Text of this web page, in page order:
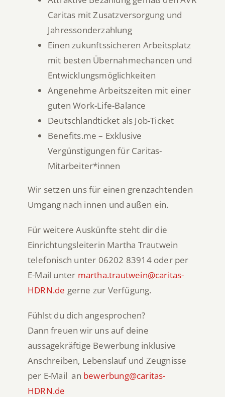
Caritas mit Zusatzversorgung und
Jahressonderzahlung
Einen zukunftssicheren Arbeitsplatz
mit besten Übernahmechancen und
Entwicklungsmöglichkeiten
Angenehme Arbeitszeiten mit einer
guten Work-Life-Balance
Deutschlandticket als Job-Ticket
Benefits.me – Exklusive
Vergünstigungen für Caritas-
Mitarbeiter*innen
Wir setzen uns für einen grenzachtenden
Umgang nach innen und außen ein.
Für weitere Auskünfte steht dir die
Einrichtungsleiterin Martha Trautwein
telefonisch unter 06202 83914 oder per
E-Mail unter martha.trautwein@caritas-
HDRN.de gerne zur Verfügung.
Fühlst du dich angesprochen?
Dann freuen wir uns auf deine
aussagekräftige Bewerbung inklusive
Anschreiben, Lebenslauf und Zeugnisse
per E-Mail an bewerbung@caritas-
HDRN.de